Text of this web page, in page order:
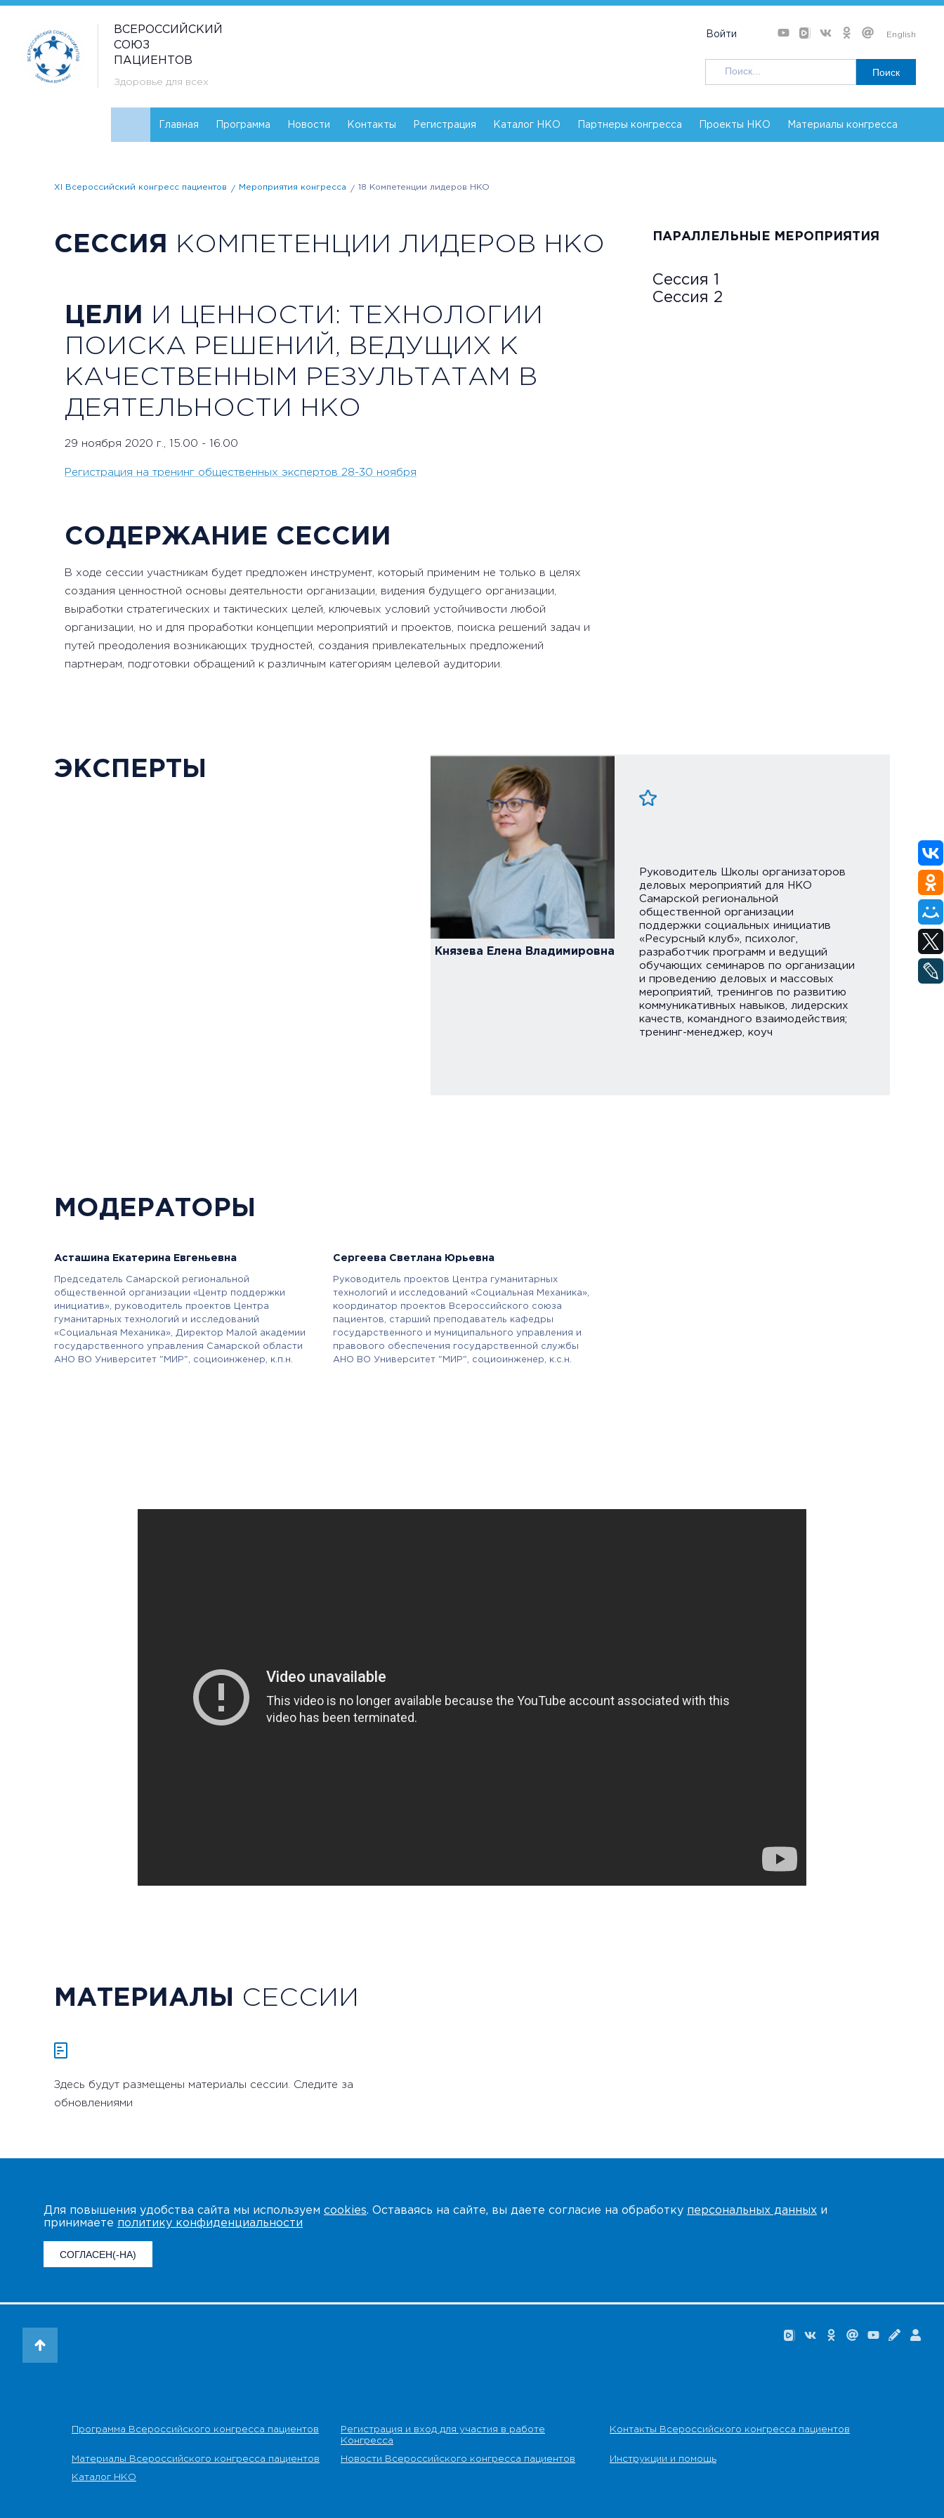
ВСЕРОССИЙСКИЙ
СОЮЗ
ПАЦИЕНТОВ
Здоровье для всех
Войти English
Поиск
Главная Программа Новости Контакты Регистрация Каталог НКО Партнеры конгресса Проекты НКО Материалы конгресса
XI Всероссийский конгресс пациентов Мероприятия конгресса 18 Компетенции лидеров НКО
СЕССИЯ КОМПЕТЕНЦИИ ЛИДЕРОВ НКО
ЦЕЛИ
И ЦЕННОСТИ: ТЕХНОЛОГИИ
ПОИСКА РЕШЕНИЙ, ВЕДУЩИХ К
КАЧЕСТВЕННЫМ РЕЗУЛЬТАТАМ В
ДЕЯТЕЛЬНОСТИ НКО
29 ноября 2020 г., 15.00 - 16.00
Регистрация на тренинг общественных экспертов 28-30 ноября
СОДЕРЖАНИЕ СЕССИИ
В ходе сессии участникам будет предложен инструмент, который применим не только в целях
создания ценностной основы деятельности организации, видения будущего организации,
выработки стратегических и тактических целей, ключевых условий устойчивости любой
организации, но и для проработки концепции мероприятий и проектов, поиска решений задач и
путей преодоления возникающих трудностей, создания привлекательных предложений
партнерам, подготовки обращений к различным категориям целевой аудитории.
ПАРАЛЛЕЛЬНЫЕ МЕРОПРИЯТИЯ
Сессия 1
Сессия 2
ЭКСПЕРТЫ
Князева Елена Владимировна
Руководитель Школы организаторов
деловых мероприятий для НКО
Самарской региональной
общественной организации
поддержки социальных инициатив
«Ресурсный клуб», психолог,
разработчик программ и ведущий
обучающих семинаров по организации
и проведению деловых и массовых
мероприятий, тренингов по развитию
коммуникативных навыков, лидерских
качеств, командного взаимодействия;
тренинг-менеджер, коуч
МОДЕРАТОРЫ
Асташина Екатерина Евгеньевна
Председатель Самарской региональной
общественной организации «Центр поддержки
инициатив» , руководитель проектов Центра
гуманитарных технологий и исследований
«Социальная Механика», Директор Малой академии
государственного управления Самарской области
АНО ВО Университет "МИР", социоинженер, к.п.н.
Сергеева Светлана Юрьевна
Руководитель проектов Центра гуманитарных
технологий и исследований «Социальная Механика»,
координатор проектов Всероссийского союза
пациентов, старший преподаватель кафедры
государственного и муниципального управления и
правового обеспечения государственной службы
АНО ВО Университет "МИР", социоинженер, к.с.н.
МАТЕРИАЛЫ СЕССИИ
Здесь будут размещены материалы сессии. Следите за
обновлениями
Для повышения удобства сайта мы используем cookies. Оставаясь на сайте, вы даете согласие на обработку персональных данных и
принимаете политику конфиденциальности
СОГЛАСЕН(-НА)
Программа Всероссийского конгресса пациентов
Регистрация и вход для участия в работе
Конгресса
Контакты Всероссийского конгресса пациентов
Материалы Всероссийского конгресса пациентов Новости Всероссийского конгресса пациентов Инструкции и помощь
Каталог НКО